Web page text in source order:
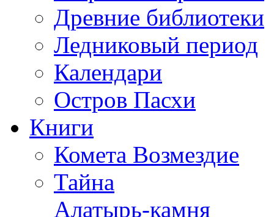
Древние библиотеки
Ледниковый период
Календари
Остров Пасхи
Книги
Комета Возмездие
Тайна
Алатырь-камня